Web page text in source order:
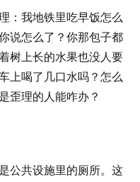
：我地铁里吃早饭怎么
说怎么了？你那包子都
树上长的水果也没人要
上喝了几口水吗？怎么
歪理的人能咋办？
公共设施里的厕所。这